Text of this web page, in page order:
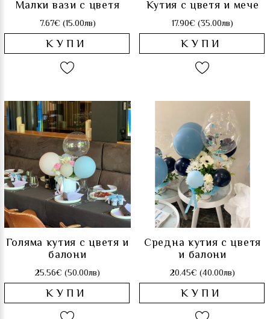
Малки вази с цветя
7.67€ (15.00лв)
КУПИ
Кутия с цветя и мече
17.90€ (35.00лв)
КУПИ
Голяма кутия с цветя и
балони
25.56€ (50.00лв)
КУПИ
Средна кутия с цветя
и балони
20.45€ (40.00лв)
КУПИ